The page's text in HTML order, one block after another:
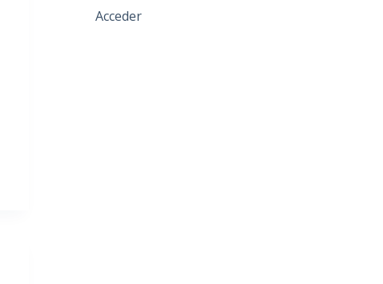
Acceder